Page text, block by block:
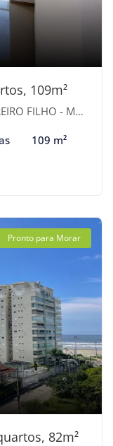
109m²
Maitinga, Bertioga-SP
109 m²
Pronto para Morar
82m²